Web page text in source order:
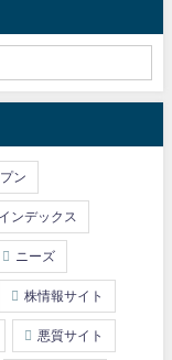
ン
ンデックス
ニーズ
株情報サイト
悪質サイト